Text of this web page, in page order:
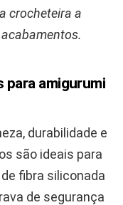
crocheteira a
para amigurumi
durabilidade e
são ideais para
fibra siliconada
de segurança